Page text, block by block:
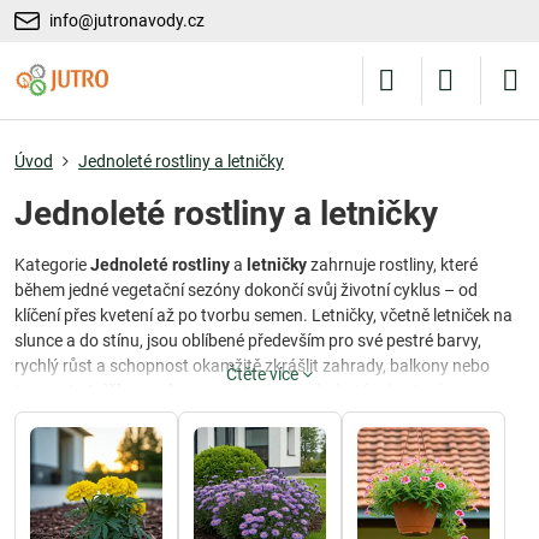
info@jutronavody.cz
Úvod Jednoleté rostliny a letničky
Jednoleté rostliny a letničky
KategorieJednoleté rostlinya letničkyzahrnuje rostliny, které
během jedné vegetační sezóny dokončí svůj životní cyklus – od
klíčení přes kvetení až po tvorbu semen. Letničky, včetně letniček na
slunce a do stínu, jsou oblíbené především pro své pestré barvy,
rychlý růst a schopnost okamžitě zkrášlit zahrady, balkony nebo
nejslunnějších místech zahrady, zatímcoletničky do stínujsou
ideální pro místa s nižší intenzitou světla. Tyto rostliny jsou skvělou
volbou pro ty, kteří chtějí každoročně měnit vzhled svého venkovního
prostoru a přizpůsobit jej aktuálním trendům nebo osobnímu vkusu.
Čtěte více